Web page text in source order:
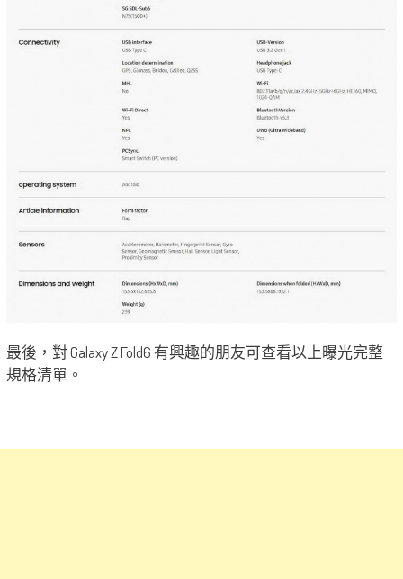
最後，對 Galaxy Z Fold6 有興趣的朋友可查看以上曝光完整
規格清單。